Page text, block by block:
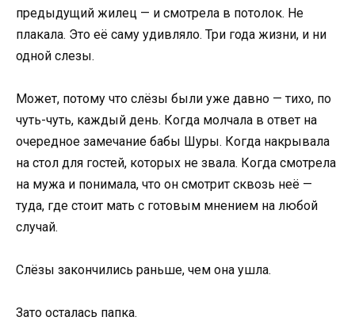
предыдущий жилец — и смотрела в потолок. Не
плакала. Это её саму удивляло. Три года жизни, и ни
одной слезы.
Может, потому что слёзы были уже давно — тихо, по
чуть-чуть, каждый день. Когда молчала в ответ на
очередное замечание бабы Шуры. Когда накрывала
на стол для гостей, которых не звала. Когда смотрела
на мужа и понимала, что он смотрит сквозь неё —
туда, где стоит мать с готовым мнением на любой
случай.
Слёзы закончились раньше, чем она ушла.
Зато осталась папка.